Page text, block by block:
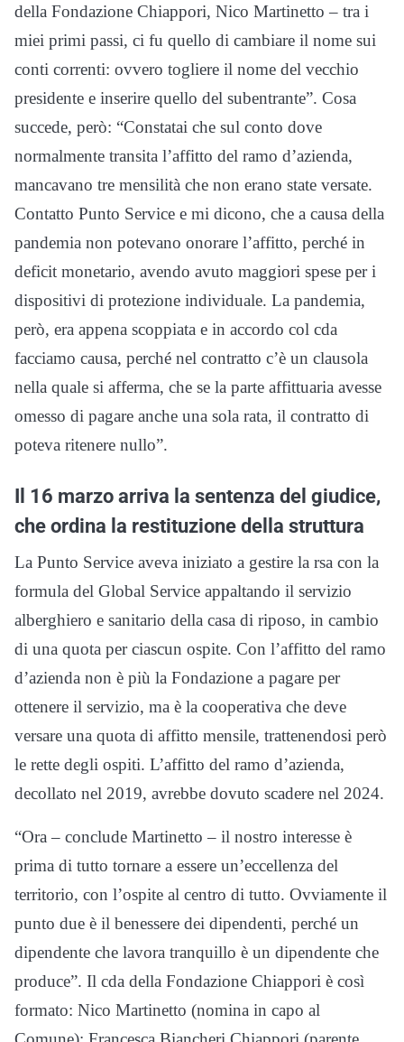
della Fondazione Chiappori, Nico Martinetto – tra i
miei primi passi, ci fu quello di cambiare il nome sui
conti correnti: ovvero togliere il nome del vecchio
presidente e inserire quello del subentrante”. Cosa
succede, però: “Constatai che sul conto dove
normalmente transita l’affitto del ramo d’azienda,
mancavano tre mensilità che non erano state versate.
Contatto Punto Service e mi dicono, che a causa della
pandemia non potevano onorare l’affitto, perché in
deficit monetario, avendo avuto maggiori spese per i
dispositivi di protezione individuale. La pandemia,
però, era appena scoppiata e in accordo col cda
facciamo causa, perché nel contratto c’è un clausola
nella quale si afferma, che se la parte affittuaria avesse
omesso di pagare anche una sola rata, il contratto di
poteva ritenere nullo”.
Il 16 marzo arriva la sentenza del giudice,
che ordina la restituzione della struttura
La Punto Service aveva iniziato a gestire la rsa con la
formula del Global Service appaltando il servizio
alberghiero e sanitario della casa di riposo, in cambio
di una quota per ciascun ospite. Con l’affitto del ramo
d’azienda non è più la Fondazione a pagare per
ottenere il servizio, ma è la cooperativa che deve
versare una quota di affitto mensile, trattenendosi però
le rette degli ospiti. L’affitto del ramo d’azienda,
decollato nel 2019, avrebbe dovuto scadere nel 2024.
“Ora – conclude Martinetto – il nostro interesse è
prima di tutto tornare a essere un’eccellenza del
territorio, con l’ospite al centro di tutto. Ovviamente il
punto due è il benessere dei dipendenti, perché un
dipendente che lavora tranquillo è un dipendente che
produce”. Il cda della Fondazione Chiappori è così
formato: Nico Martinetto (nomina in capo al